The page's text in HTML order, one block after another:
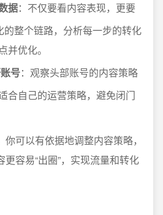
据：不仅要看内容表现，更要
的整个链路，分析每一步的转化
并优化。
号：观察头部账号的内容策略
合自己的运营策略，避免闭门
可以有依据地调整内容策略，
容易“出圈”，实现流量和转化